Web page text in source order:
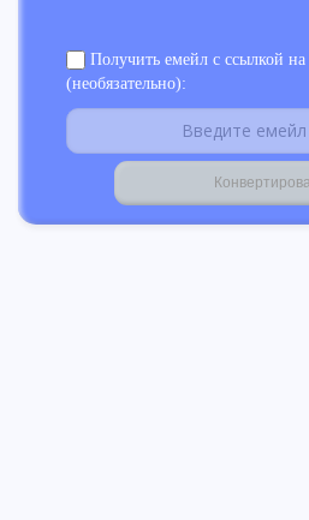
Получить емейл с ссылкой
(необязательно):